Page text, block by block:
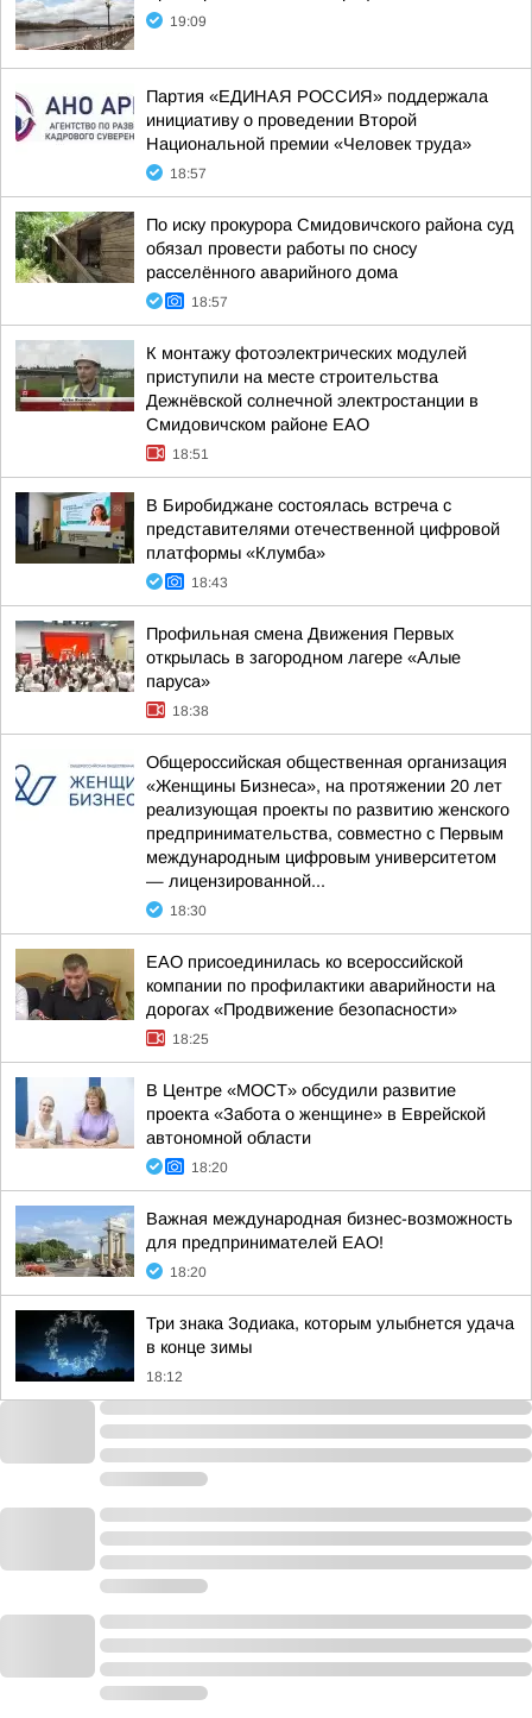
19:09
Партия «ЕДИНАЯ РОССИЯ» поддержала
инициативу о проведении Второй
Национальной премии «Человек труда»
18:57
По иску прокурора Смидовичского района суд
обязал провести работы по сносу
расселённого аварийного дома
18:57
К монтажу фотоэлектрических модулей
приступили на месте строительства
Дежнёвской солнечной электростанции в
Смидовичском районе ЕАО
18:51
В Биробиджане состоялась встреча с
представителями отечественной цифровой
платформы «Клумба»
18:43
Профильная смена Движения Первых
открылась в загородном лагере «Алые
паруса»
18:38
Общероссийская общественная организация
«Женщины Бизнеса», на протяжении 20 лет
реализующая проекты по развитию женского
предпринимательства, совместно с Первым
международным цифровым университетом
— лицензированной...
18:30
ЕАО присоединилась ко всероссийской
компании по профилактики аварийности на
дорогах «Продвижение безопасности»
18:25
В Центре «МОСТ» обсудили развитие
проекта «Забота о женщине» в Еврейской
автономной области
18:20
Важная международная бизнес-возможность
для предпринимателей ЕАО!
18:20
Три знака Зодиака, которым улыбнется удача
в конце зимы
18:12